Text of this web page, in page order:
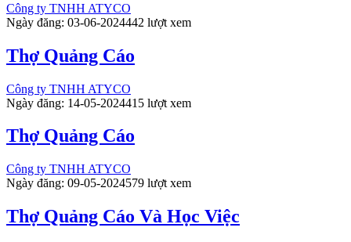
Công ty TNHH ATYCO
Ngày đăng: 03-06-2024442 lượt xem
Thợ Quảng Cáo
Công ty TNHH ATYCO
Ngày đăng: 14-05-2024415 lượt xem
Thợ Quảng Cáo
Công ty TNHH ATYCO
Ngày đăng: 09-05-2024579 lượt xem
Thợ Quảng Cáo Và Học Việc